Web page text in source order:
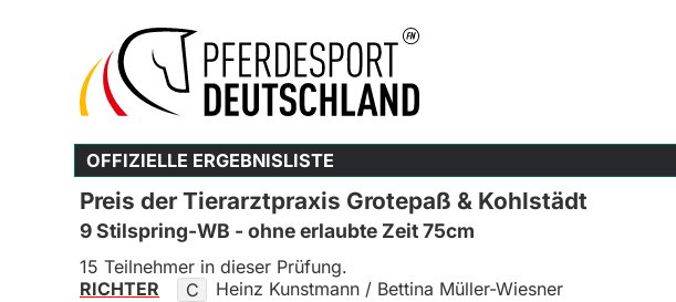
OFFIZIELLE ERGEBNISLISTE
Preis der Tierarztpraxis Grotepaß & Kohlstädt
9 Stilspring-WB - ohne erlaubte Zeit 75cm
15 Teilnehmer in dieser Prüfung.
RICHTER
C Heinz Kunstmann / Bettina Müller-Wiesner